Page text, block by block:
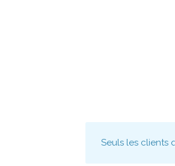
Seuls les clients